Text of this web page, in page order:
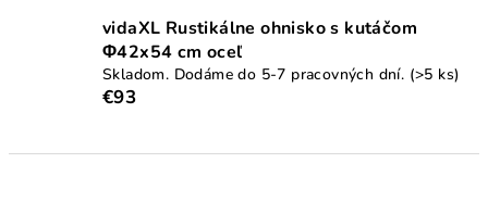
vidaXL Rustikálne ohnisko s kutáčom
Φ42x54 cm oceľ
Skladom. Dodáme do 5-7 pracovných dní. (>5 ks)
€93